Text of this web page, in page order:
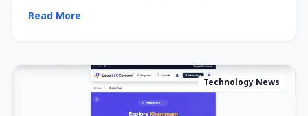
Read More
Technology News